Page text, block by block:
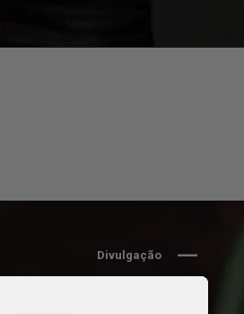
Divulgação